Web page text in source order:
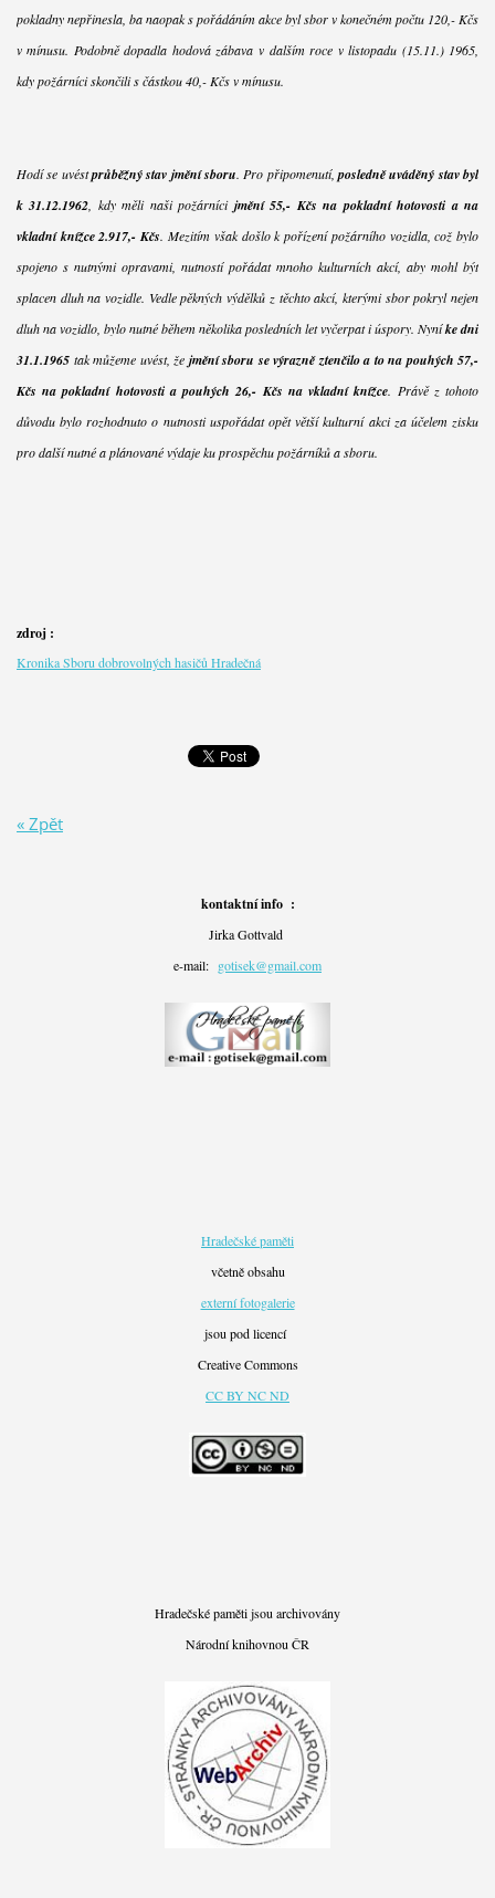
pokladny nepřinesla, ba naopak s pořádáním akce byl sbor v konečném počtu 120,- Kčs
v mínusu. Podobně dopadla hodová zábava v dalším roce v listopadu (15.11.) 1965,
kdy požárníci skončili s částkou 40,- Kčs v mínusu.
Hodí se uvéstprůběžný stav jmění sboru. Pro připomenutí,posledně uváděný stav byl
k 31.12.1962 , kdy měli naši požárníci jmění 55,- Kčs na pokladní hotovosti a na
vkladní knížce 2.917,- Kčs. Mezitím však došlo k pořízení požárního vozidla, což bylo
spojeno s nutnými opravami, nutností pořádat mnoho kulturních akcí, aby mohl být
splacen dluh na vozidle. Vedle pěkných výdělků z těchto akcí, kterými sbor pokryl nejen
dluh na vozidlo, bylo nutné během několika posledních let vyčerpat i úspory. Nyníke dni
31.1.1965 tak můžeme uvést, že jmění sboru se výrazně ztenčilo a to na pouhých 57,-
Kčs na pokladní hotovosti a pouhých 26,- Kčs na vkladní knížce. Právě z tohoto
důvodu bylo rozhodnuto o nutnosti uspořádat opět větší kulturní akci za účelem zisku
pro další nutné a plánované výdaje ku prospěchu požárníků a sboru.
zdroj :
Kronika Sboru dobrovolných hasičů Hradečná
« Zpět
kontaktní info :
Jirka Gottvald
e-mail: gotisek@gmail.com
Hradečské paměti
včetně obsahu
externí fotogalerie
jsou pod licencí
Creative Commons
CC BY NC ND
Hradečské paměti jsou archivovány
Národní knihovnou ČR